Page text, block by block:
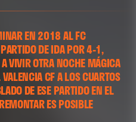
EN 2018 AL FC
DE IDA POR 4-1,
VIVIR OTRA NOCHE MÁGICA
CF A LOS CUARTOS
DE ESE PARTIDO EN EL
ES POSIBLE